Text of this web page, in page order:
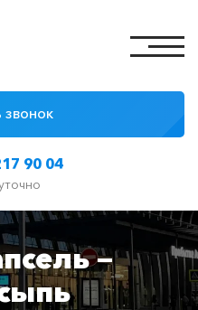
90 04
звонок
—